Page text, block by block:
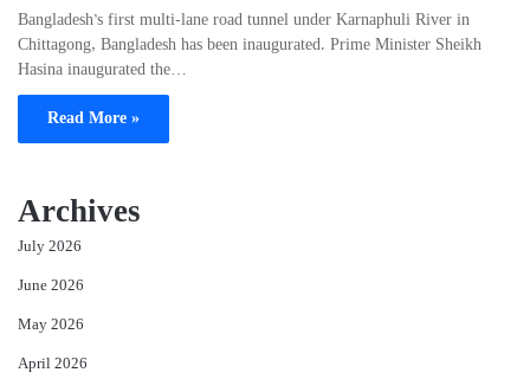
Bangladesh’s first multi-lane road tunnel under Karnaphuli River in
Chittagong, Bangladesh has been inaugurated. Prime Minister Sheikh
Hasina inaugurated the…
Read More »
Archives
July 2026
June 2026
May 2026
April 2026